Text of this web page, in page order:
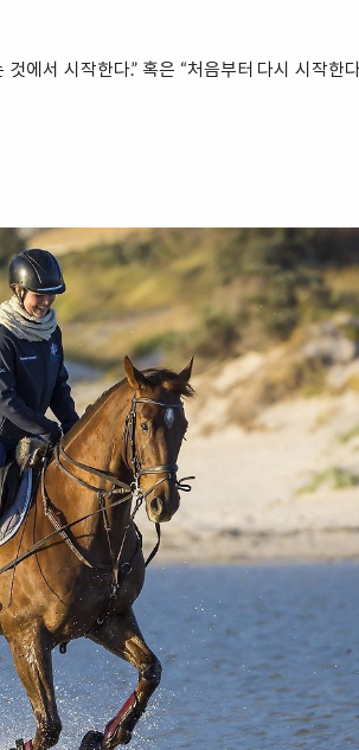
에서 시작한다.” 혹은 “처음부터 다시 시작한